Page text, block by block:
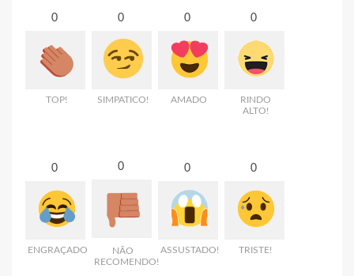
0
TOP!
0
SIMPATICO!
0
AMADO
0
RINDO
ALTO!
0
ENGRAÇADO
0
NÃO
RECOMENDO!
0
ASSUSTADO!
0
TRISTE!